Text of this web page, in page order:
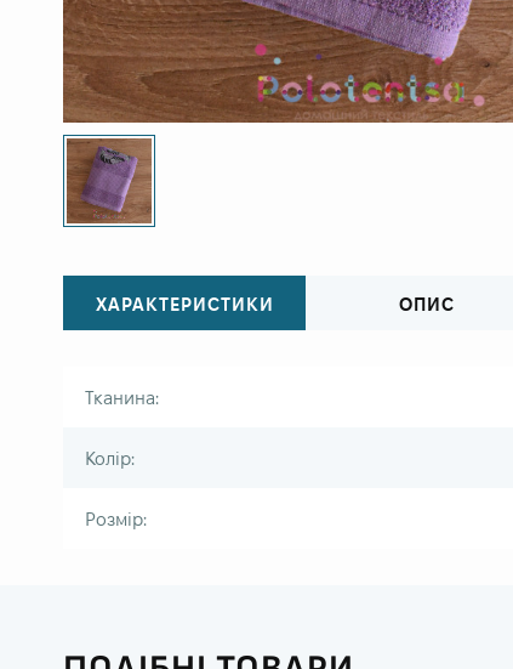
ХАРАКТЕРИСТИКИ ОПИС
Тканина:
Колір:
Розмір: